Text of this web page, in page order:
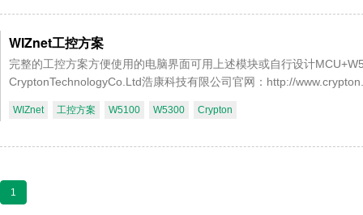
WIZnet工控方案
完整的工控方案方便使用的电脑界面可用上述模块或自行设计
CryptonTechnologyCo.Ltd浩康科技有限公司官网：http://
WIZnet 工控方案 W5100 W5300 Crypton
1